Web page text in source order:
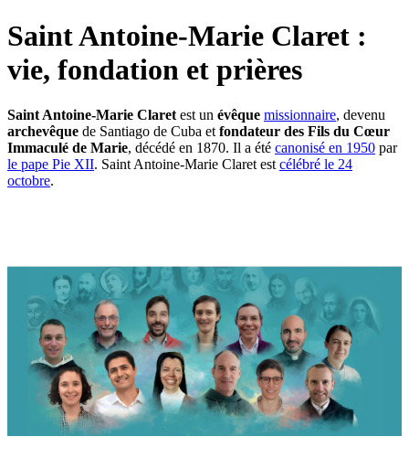
Saint Antoine-Marie Claret :
vie, fondation et prières
Saint Antoine-Marie Claret est un évêque missionnaire, devenu
archevêque de Santiago de Cuba et fondateur des Fils du Cœur
Immaculé de Marie, décédé en 1870. Il a été canonisé en 1950 par
le pape Pie XII. Saint Antoine-Marie Claret est célébré le 24
octobre.